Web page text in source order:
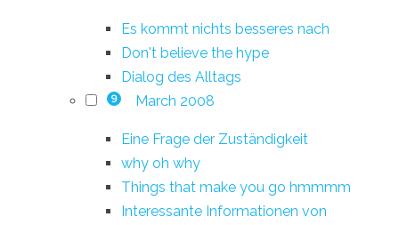
Es kommt nichts besseres nach
Don't believe the hype
Dialog des Alltags
9 March 2008
Eine Frage der Zuständigkeit
why oh why
Things that make you go hmmmm
Interessante Informationen von